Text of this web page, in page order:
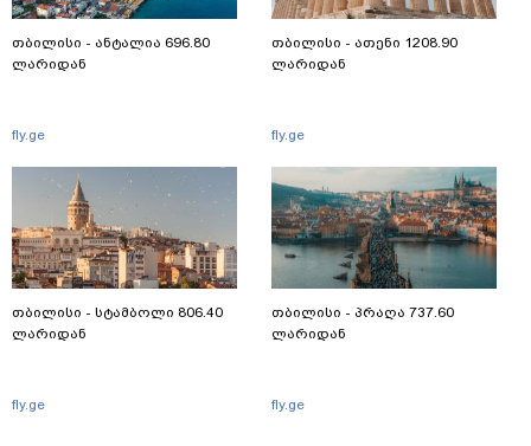
თბილისი - ანტალია 696.80
ლარიდან
fly.ge
თბილისი - სტამბოლი 806.40
ლარიდან
fly.ge
თბილისი - ათენი 1208.90
ლარიდან
fly.ge
თბილისი - პრაღა 737.60
ლარიდან
fly.ge